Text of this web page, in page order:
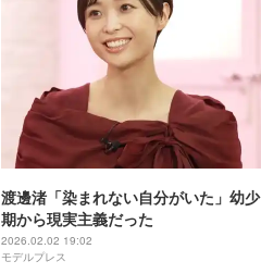
渡邊渚「染まれない自分がいた」幼少
期から現実主義だった
2026.02.02 19:02
モデルプレス